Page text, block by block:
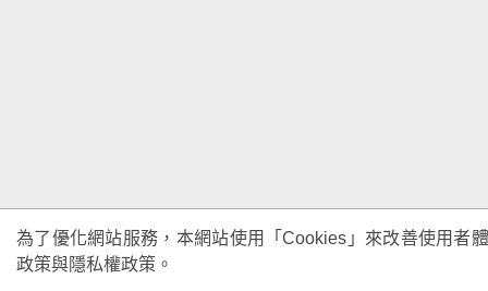
為了優化網站服務，本網站使用「Cookies」來改善使用者
政策與隱私權政策。